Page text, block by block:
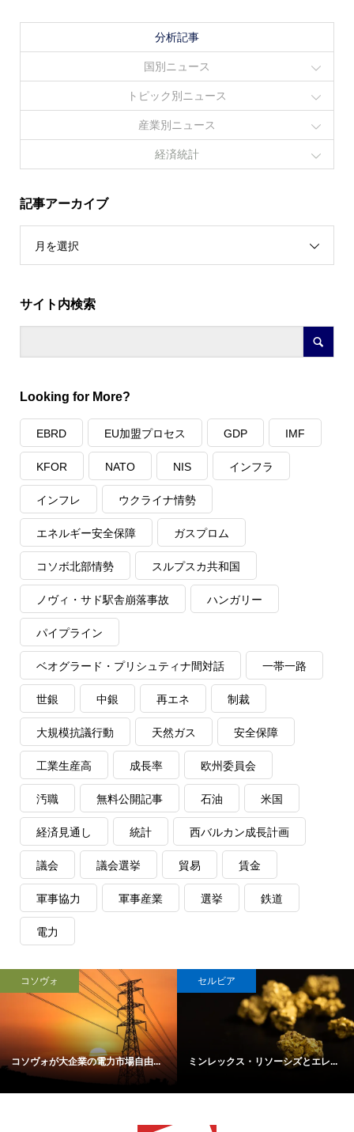
分析記事
国別ニュース
トピック別ニュース
産業別ニュース
経済統計
記事アーカイブ
月を選択
サイト内検索
Looking for More?
EBRD EU加盟プロセス GDP IMF
KFOR NATO NIS インフラ
インフレ ウクライナ情勢
エネルギー安全保障 ガスプロム
コソボ北部情勢 スルプスカ共和国
ノヴィ・サド駅舎崩落事故 ハンガリー
パイプライン
ベオグラード・プリシュティナ間対話 一帯一路
世銀 中銀 再エネ 制裁
大規模抗議行動 天然ガス 安全保障
工業生産高 成長率 欧州委員会
汚職 無料公開記事 石油 米国
経済見通し 統計 西バルカン成長計画
議会 議会選挙 貿易 賃金
軍事協力 軍事産業 選挙 鉄道
電力
コソヴォ
コソヴォが大企業の電力市場自由...
セルビア
ミンレックス・リソーシズとエレ...